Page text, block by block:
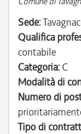
Sede:
Qualifica
contabile
Categoria: C
Modalità di
Numero di
Tipo di